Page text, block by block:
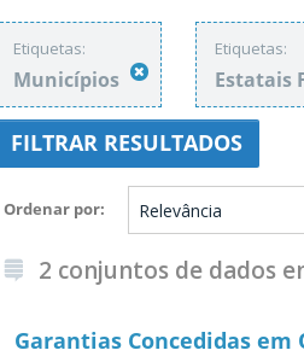
Etiquetas:
Municípios
Etiquetas:
Estatais
FILTRAR RESULTADOS
Ordenar por
2 conjuntos de dados
Garantias Concedidas em